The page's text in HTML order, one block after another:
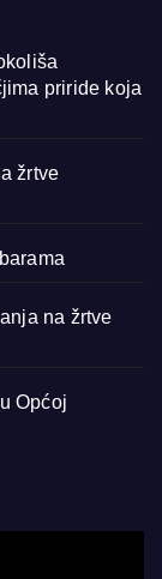
priride koja
žrtve
na žrtve
Općoj